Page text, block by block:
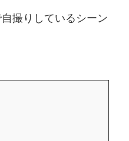
撮りしているシーン